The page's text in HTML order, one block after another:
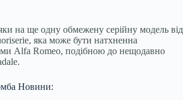
на ще одну обмежену серійну модель від
яка може бути натхненна
Alfa Romeo, подібною до нещодавно
Новини: